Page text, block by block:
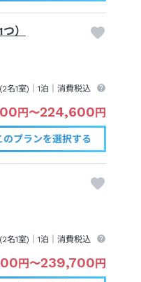
）
2名1室)｜1泊 ｜消費税込
円〜224,600円
のプランを選択する
2名1室)｜1泊 ｜消費税込
円〜239,700円